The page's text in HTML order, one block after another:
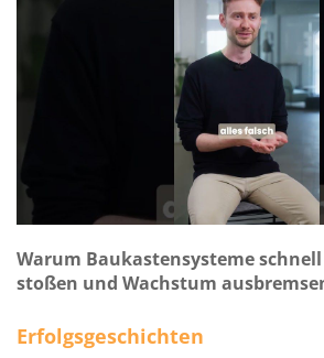
Warum Baukastensysteme
stoßen und Wachstum
Erfolgsgeschichten